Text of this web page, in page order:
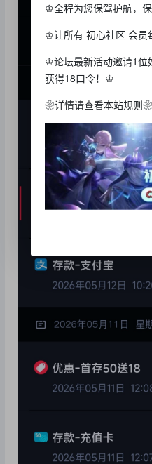
♔全程为您保驾护航，
♔让所有 初心社区 会
♔论坛最新活动邀请1位
获得18口令！♔
❀详情请查看本站规则❀